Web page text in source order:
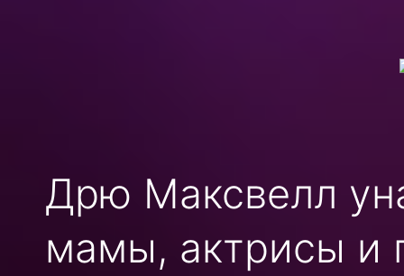
Дрю Максвелл
мамы, актрисы и